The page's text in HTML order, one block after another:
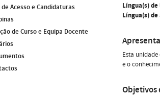
de Acesso e Candidaturas
de Curso e Equipa Docente
Língua(s)
Língua(s)
Esta
e o
Objetivos